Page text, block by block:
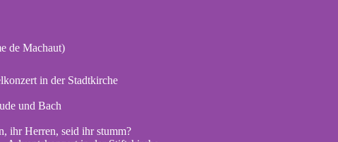
de Machaut)
in der Stadtkirche
und Bach
ihr Herren, seid ihr stumm?